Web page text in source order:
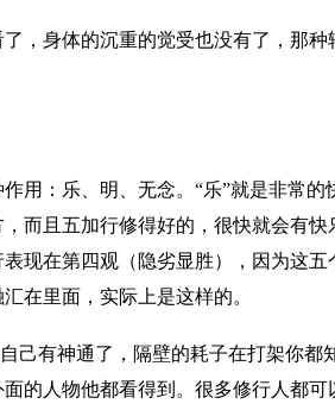
，身体的沉重的觉受也没有了，那种
用：乐、明、无念。“乐”就是非常的
而且五加行修得好的，很快就会有快
现在第四观（隐劣显胜），因为这五
在里面，实际上是这样的。
己有神通了，隔壁的耗子在打架你都
的人物他都看得到。很多修行人都可